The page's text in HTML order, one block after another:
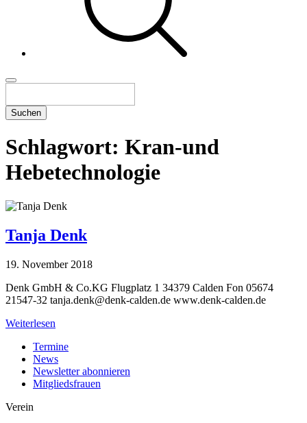
Suchen
Schlagwort: Kran-und
Hebetechnologie
Tanja Denk
19. November 2018
Denk GmbH & Co.KG Flugplatz 1 34379 Calden Fon 05674
21547-32 tanja.denk@denk-calden.de www.denk-calden.de
Weiterlesen
Termine
News
Newsletter abonnieren
Mitgliedsfrauen
Verein